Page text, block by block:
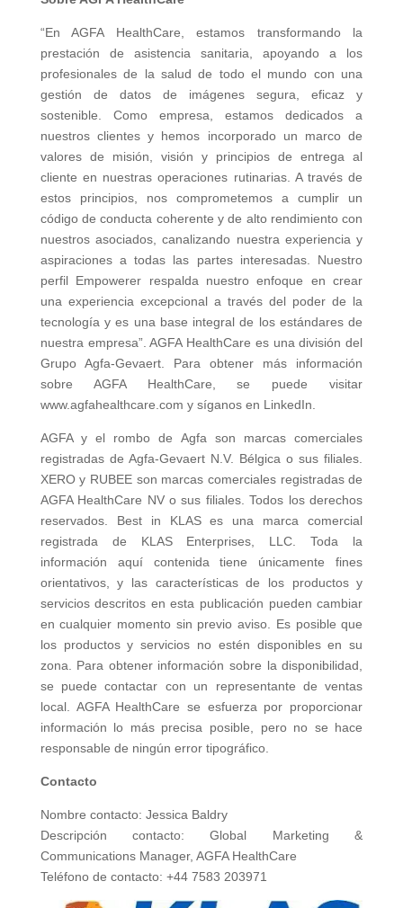
“En AGFA HealthCare, estamos transformando la
prestación de asistencia sanitaria, apoyando a los
profesionales de la salud de todo el mundo con una
gestión de datos de imágenes segura, eficaz y
sostenible. Como empresa, estamos dedicados a
nuestros clientes y hemos incorporado un marco de
valores de misión, visión y principios de entrega al
cliente en nuestras operaciones rutinarias. A través de
estos principios, nos comprometemos a cumplir un
código de conducta coherente y de alto rendimiento con
nuestros asociados, canalizando nuestra experiencia y
aspiraciones a todas las partes interesadas. Nuestro
perfil Empowerer respalda nuestro enfoque en crear
una experiencia excepcional a través del poder de la
tecnología y es una base integral de los estándares de
nuestra empresa”. AGFA HealthCare es una división del
Grupo Agfa-Gevaert. Para obtener más información
sobre AGFA HealthCare, se puede visitar
www.agfahealthcare.com y síganos en LinkedIn.
AGFA y el rombo de Agfa son marcas comerciales
registradas de Agfa-Gevaert N.V. Bélgica o sus filiales.
XERO y RUBEE son marcas comerciales registradas de
AGFA HealthCare NV o sus filiales. Todos los derechos
reservados. Best in KLAS es una marca comercial
registrada de KLAS Enterprises, LLC. Toda la
información aquí contenida tiene únicamente fines
orientativos, y las características de los productos y
servicios descritos en esta publicación pueden cambiar
en cualquier momento sin previo aviso. Es posible que
los productos y servicios no estén disponibles en su
zona. Para obtener información sobre la disponibilidad,
se puede contactar con un representante de ventas
local. AGFA HealthCare se esfuerza por proporcionar
información lo más precisa posible, pero no se hace
responsable de ningún error tipográfico.
Contacto
Nombre contacto: Jessica Baldry
Descripción contacto: Global Marketing &
Communications Manager, AGFA HealthCare
Teléfono de contacto: +44 7583 203971